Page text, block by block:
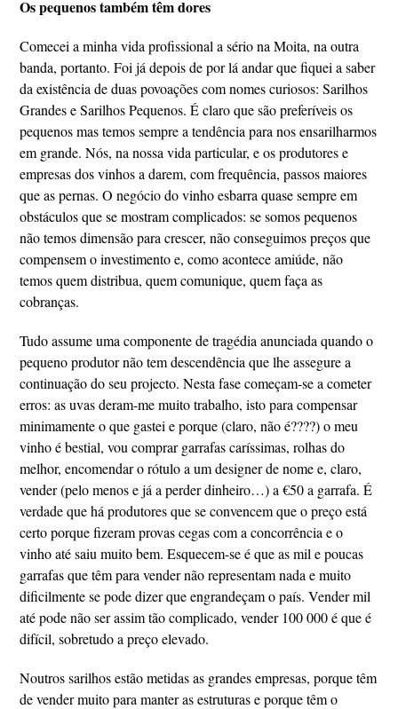
Os pequenos também têm dores
Comecei a minha vida profissional a sério na Moita, na outra
banda, portanto. Foi já depois de por lá andar que fiquei a saber
da existência de duas povoações com nomes curiosos: Sarilhos
Grandes e Sarilhos Pequenos. É claro que são preferíveis os
pequenos mas temos sempre a tendência para nos ensarilharmos
em grande. Nós, na nossa vida particular, e os produtores e
empresas dos vinhos a darem, com frequência, passos maiores
que as pernas. O negócio do vinho esbarra quase sempre em
obstáculos que se mostram complicados: se somos pequenos
não temos dimensão para crescer, não conseguimos preços que
compensem o investimento e, como acontece amiúde, não
temos quem distribua, quem comunique, quem faça as
cobranças.
Tudo assume uma componente de tragédia anunciada quando o
pequeno produtor não tem descendência que lhe assegure a
continuação do seu projecto. Nesta fase começam-se a cometer
erros: as uvas deram-me muito trabalho, isto para compensar
minimamente o que gastei e porque (claro, não é????) o meu
vinho é bestial, vou comprar garrafas caríssimas, rolhas do
melhor, encomendar o rótulo a um designer de nome e, claro,
vender (pelo menos e já a perder dinheiro…) a €50 a garrafa. É
verdade que há produtores que se convencem que o preço está
certo porque fizeram provas cegas com a concorrência e o
vinho até saiu muito bem. Esquecem-se é que as mil e poucas
garrafas que têm para vender não representam nada e muito
dificilmente se pode dizer que engrandeçam o país. Vender mil
até pode não ser assim tão complicado, vender 100 000 é que é
difícil, sobretudo a preço elevado.
Noutros sarilhos estão metidas as grandes empresas, porque têm
de vender muito para manter as estruturas e porque têm o